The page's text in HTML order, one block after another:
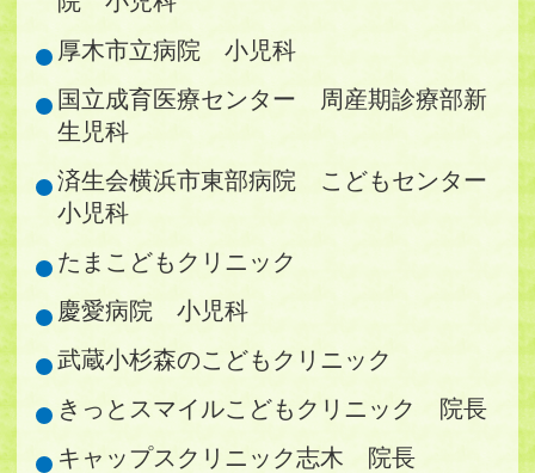
厚木市立病院 小児科
国立成育医療センター 周産期診療部新
生児科
済生会横浜市東部病院 こどもセンター
小児科
たまこどもクリニック
慶愛病院 小児科
武蔵小杉森のこどもクリニック
きっとスマイルこどもクリニック 院長
キャップスクリニック志木 院長